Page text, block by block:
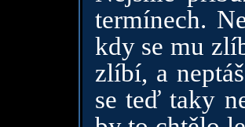
termínech.
kdy se mu
zlíbí, a
se teď taky